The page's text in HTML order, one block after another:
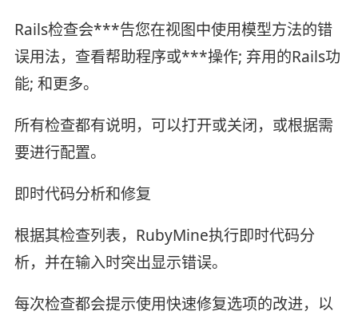
Rails检查会***告您在视图中使用模型方法的错
误用法，查看帮助程序或***操作; 弃用的Rails功
能; 和更多。
所有检查都有说明，可以打开或关闭，或根据需
要进行配置。
即时代码分析和修复
根据其检查列表，RubyMine执行即时代码分
析，并在输入时突出显示错误。
每次检查都会提示使用快速修复选项的改进，以